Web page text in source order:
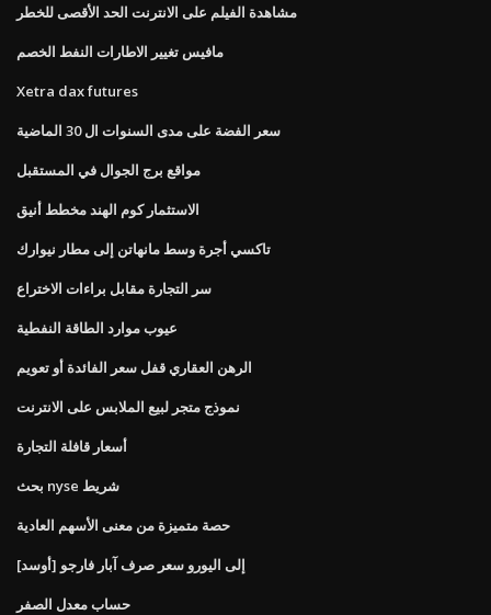
مشاهدة الفيلم على الانترنت الحد الأقصى للخطر
مافيس تغيير الاطارات النفط الخصم
Xetra dax futures
سعر الفضة على مدى السنوات ال 30 الماضية
مواقع برج الجوال في المستقبل
الاستثمار كوم الهند مخطط أنيق
تاكسي أجرة وسط مانهاتن إلى مطار نيوارك
سر التجارة مقابل براءات الاختراع
عيوب موارد الطاقة النفطية
الرهن العقاري قفل سعر الفائدة أو تعويم
نموذج متجر لبيع الملابس على الانترنت
أسعار قافلة التجارة
بحث nyse شريط
حصة متميزة من معنى الأسهم العادية
[أوسد] إلى اليورو سعر صرف آبار فارجو
حساب معدل الصفر